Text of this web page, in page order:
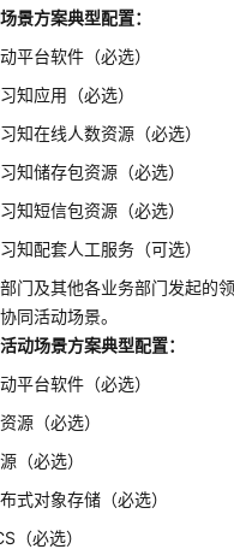
景方案典型配置：
平台软件（必选）
知应用（必选）
知在线人数资源（必选）
知储存包资源（必选）
知短信包资源（必选）
知配套人工服务（可选）
门及其他各业务部门发起的
同活动场景。
动场景方案典型配置：
平台软件（必选）
源（必选）
（必选）
式对象存储（必选）
（必选）